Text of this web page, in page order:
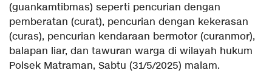
(guankamtibmas) seperti pencurian dengan
pemberatan (curat), pencurian dengan kekerasan
(curas), pencurian kendaraan bermotor (curanmor),
balapan liar, dan tawuran warga di wilayah hukum
Polsek Matraman, Sabtu (31/5/2025) malam.